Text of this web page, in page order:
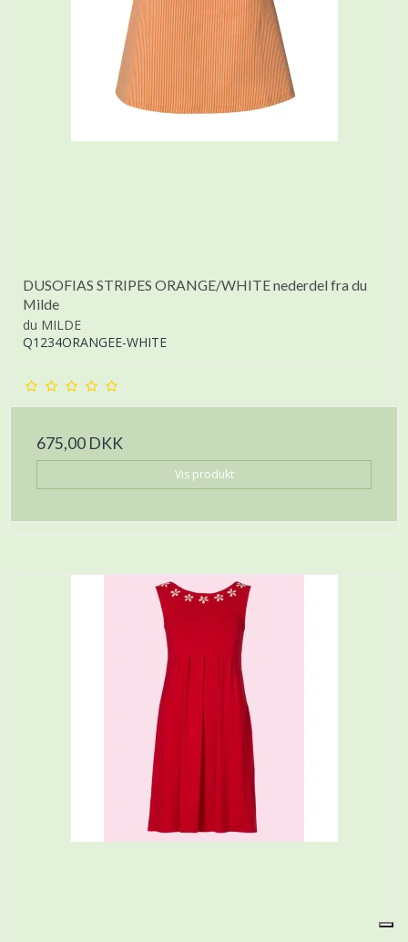
DUSOFIAS STRIPES ORANGE/WHITE nederdel fra du
Milde
du MILDE
Q1234ORANGEE-WHITE
675,00 DKK
Vis produkt